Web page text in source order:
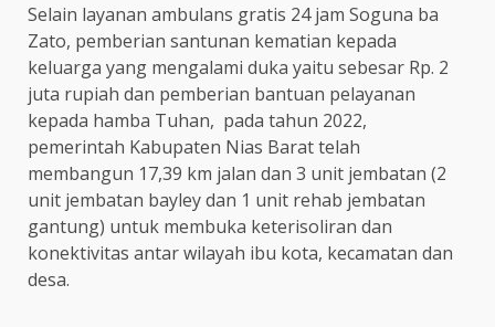
Selain layanan ambulans gratis 24 jam Soguna ba
Zato, pemberian santunan kematian kepada
keluarga yang mengalami duka yaitu sebesar Rp. 2
juta rupiah dan pemberian bantuan pelayanan
kepada hamba Tuhan, pada tahun 2022,
pemerintah Kabupaten Nias Barat telah
membangun 17,39 km jalan dan 3 unit jembatan (2
unit jembatan bayley dan 1 unit rehab jembatan
gantung) untuk membuka keterisoliran dan
konektivitas antar wilayah ibu kota, kecamatan dan
desa.